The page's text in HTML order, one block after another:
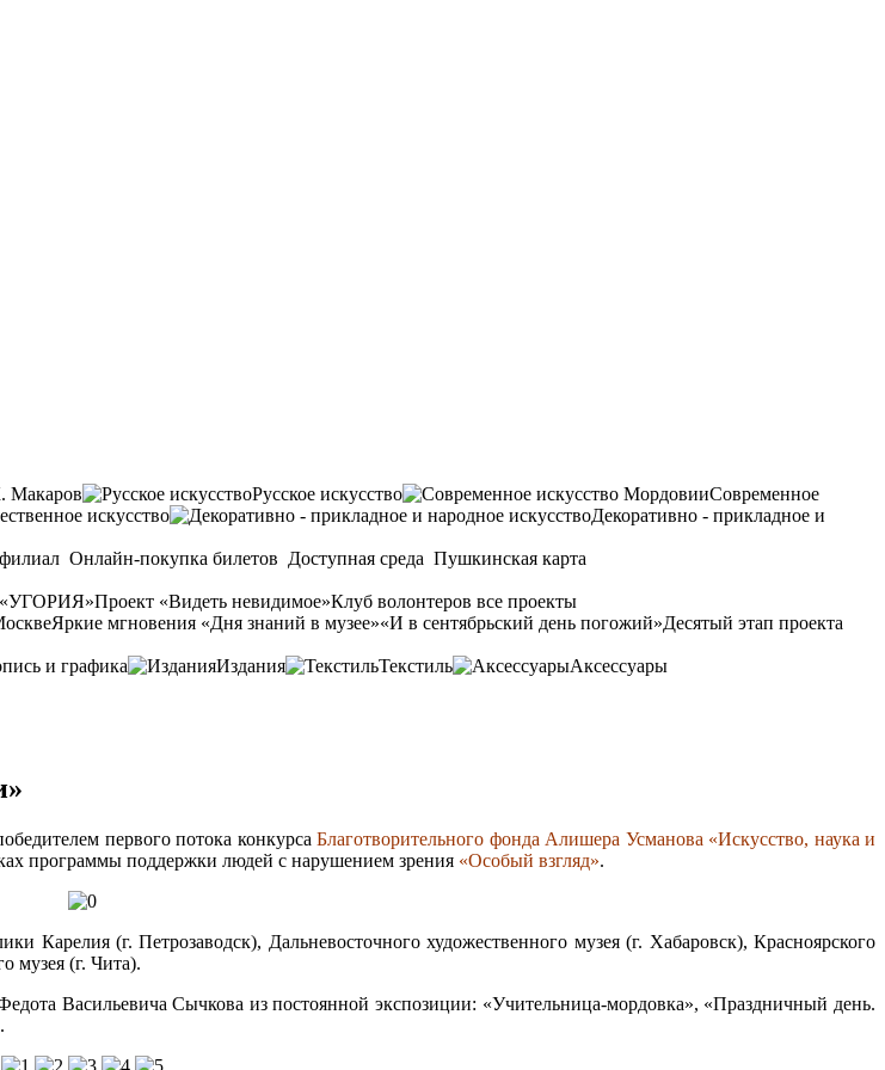
Макаров Русское искусство
Современное
искусство
Декоративно - прикладное и
Онлайн-покупка билетов Доступная среда Пушкинская карта
«УГОРИЯ»Проект «Видеть невидимое»Клуб волонтеров все проекты
Яркие мгновения «Дня знаний в музее»«И в сентябрьский день погожий»Десятый этап проекта
и графика Издания Текстиль Аксессуары
первого потока конкурсаБлаготворительного фонда Алишера Усманова «Искусство, наука и
программы поддержки людей с нарушением зрения «Особый взгляд».
Карелия (г. Петрозаводск), Дальневосточного художественного музея (г. Хабаровск), Красноярского
музея (г. Чита).
Васильевича Сычкова из постоянной экспозиции: «Учительница-мордовка», «Праздничный день.